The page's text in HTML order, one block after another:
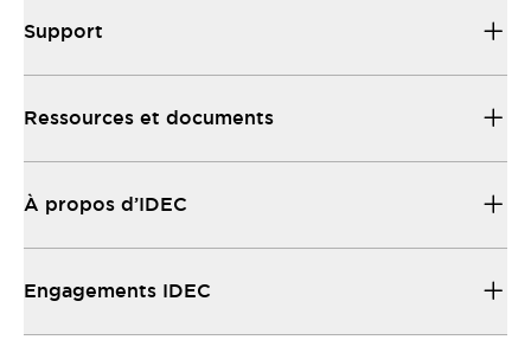
Support
Ressources et documents
À propos d’IDEC
Engagements IDEC